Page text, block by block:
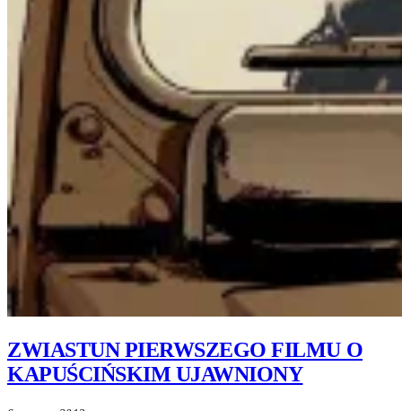
ZWIASTUN PIERWSZEGO FILMU O
KAPUŚCIŃSKIM UJAWNIONY